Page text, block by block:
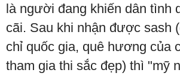
là người đang khiến dân tình
cãi. Sau khi nhận được sash
chỉ quốc gia, quê hương của
tham gia thi sắc đẹp) thì "mỹ